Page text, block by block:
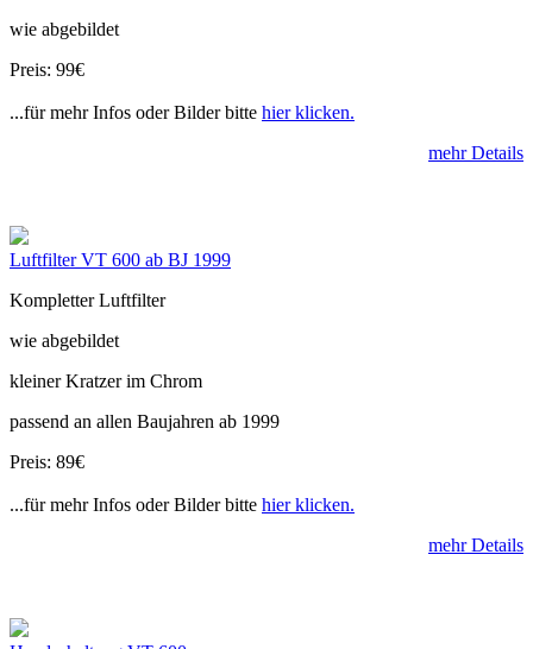
wie abgebildet
Preis: 99€
...für mehr Infos oder Bilder bitte hier klicken.
mehr Details
Luftfilter VT 600 ab BJ 1999
Kompletter Luftfilter
wie abgebildet
kleiner Kratzer im Chrom
passend an allen Baujahren ab 1999
Preis: 89€
...für mehr Infos oder Bilder bitte hier klicken.
mehr Details